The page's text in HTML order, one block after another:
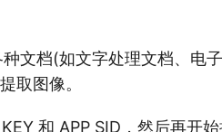
文档(如文字处理文档、电
取图像。
和 APP SID，然后再开